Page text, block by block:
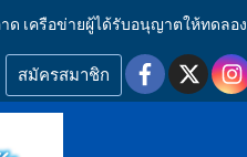
ด เครือข่ายผู้ได้รับอนุญาตให้ทดลอ
สมัครสมาชิก